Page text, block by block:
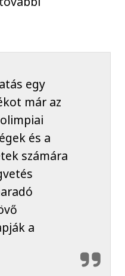
egy
már az
és a
számára
a